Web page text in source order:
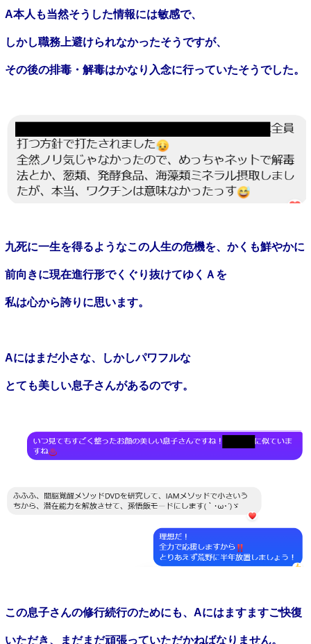
A本人も当然そうした情報には敏感で、
しかし職務上避けられなかったそうですが、
その後の排毒・解毒はかなり入念に行っていたそうでした。
九死に一生を得るようなこの人生の危機を、かくも鮮やかに
前向きに現在進行形でくぐり抜けてゆくＡを
私は心から誇りに思います。
Aにはまだ小さな、しかしパワフルな
とても美しい息子さんがあるのです。
この息子さんの修行続行のためにも、 Aにはますますご快復
いただき、まだまだ頑張っていただかねばなりません。